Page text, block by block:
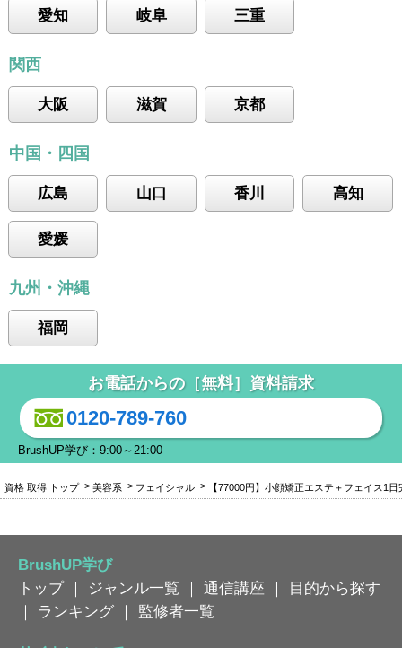
愛知 岐阜 三重
関西
大阪 滋賀 京都
中国・四国
広島 山口 香川 高知
愛媛
九州・沖縄
福岡
お電話からの［無料］資料請求
0120-789-760
BrushUP学び：9:00～21:00
資格 取得 トップ 美容系 フェイシャル 【77000円】小顔矯正エステ＋フェイス1
BrushUP学び
トップ｜ ジャンル一覧 ｜ 通信講座 ｜
目的から探す
｜
ランキング ｜ 監修者一覧